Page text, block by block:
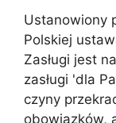
Ustanowiony
Polskiej
Zasługi jest
zasługi 'dla
czyny
obowiązków,